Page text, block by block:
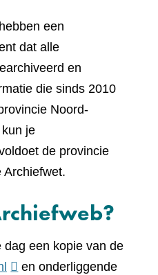
een
dat alle
en
die sinds 2010
Noord-
je
de provincie
Archiefwet.
een kopie van de
(verwijst
en onderliggende